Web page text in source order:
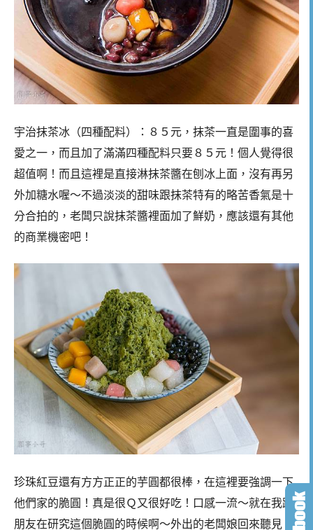
宇治抹茶冰（四種配料）：８５元，抹茶一直是圍事的喜
愛之一，而且加了滿滿四種配料只要８５元！個人覺得很
超值啊！而且這裡是直接淋抹茶醬在刨冰上面，沒有再另
外加糖水喔～不過淡淡的甜味跟抹茶特有的略苦香氣是十
分合拍的，老闆只說抹茶醬裡面加了鮮奶，應該還有其他
的商業機密吧！
珍珠紅豆還有方方正正的芋圓都很棒，在這裡要強調一下
他們家的脆圓！真是很Ｑ又很好吃！口感一流～就在我跟
朋友在研究這個脆圓的時候啊～外出的老闆娘回來聽見